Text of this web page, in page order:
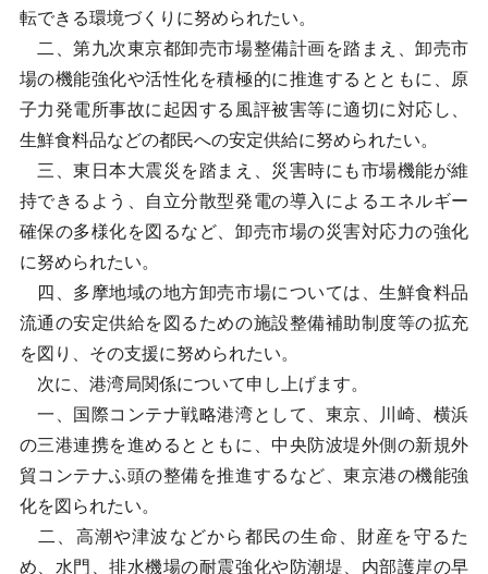
転できる環境づくりに努められたい。
二、第九次東京都卸売市場整備計画を踏まえ、卸売市
場の機能強化や活性化を積極的に推進するとともに、原
子力発電所事故に起因する風評被害等に適切に対応し、
生鮮食料品などの都民への安定供給に努められたい。
三、東日本大震災を踏まえ、災害時にも市場機能が維
持できるよう、自立分散型発電の導入によるエネルギー
確保の多様化を図るなど、卸売市場の災害対応力の強化
に努められたい。
四、多摩地域の地方卸売市場については、生鮮食料品
流通の安定供給を図るための施設整備補助制度等の拡充
を図り、その支援に努められたい。
次に、港湾局関係について申し上げます。
一、国際コンテナ戦略港湾として、東京、川崎、横浜
の三港連携を進めるとともに、中央防波堤外側の新規外
貿コンテナふ頭の整備を推進するなど、東京港の機能強
化を図られたい。
二、高潮や津波などから都民の生命、財産を守るた
め、水門、排水機場の耐震強化や防潮堤、内部護岸の早